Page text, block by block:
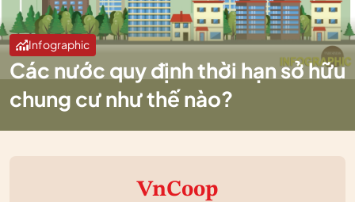
Infographic
Các nước quy định thời hạn sở hữu
chung cư như thế nào?
VnCoop